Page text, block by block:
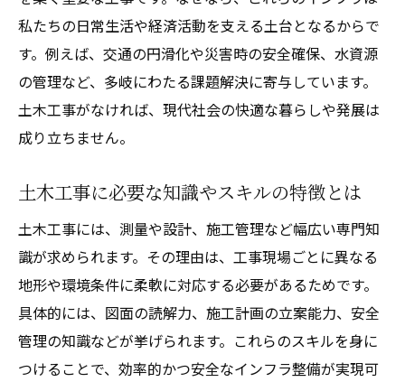
土木工事の具体的な工種一覧と選び方のコ
ツ
代表的な土木工事の種類や活用事例につい
て
土木工事の工種選定で押さえたいポイント
識
土木工事と建築工事の基本的な違いを整理
土木工事と建築工事の特徴を比較して理解
土木工事の業務内容と建築工事の違いを明
確化
土木工事が社会基盤を支える理由を考察
私たちの日常生活や経済活動を支える土台となるからで
す。例えば、交通の円滑化や災害時の安全確保、水資源
の管理など、多岐にわたる課題解決に寄与しています。
土木工事がなければ、現代社会の快適な暮らしや発展は
成り立ちません。
土木工事に必要な知識やスキルの特徴とは
土木工事には、測量や設計、施工管理など幅広い専門知
識が求められます。その理由は、工事現場ごとに異なる
地形や環境条件に柔軟に対応する必要があるためです。
具体的には、図面の読解力、施工計画の立案能力、安全
管理の知識などが挙げられます。これらのスキルを身に
つけることで、効率的かつ安全なインフラ整備が実現可